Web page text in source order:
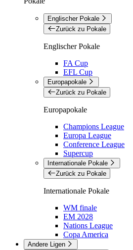
Englischer Pokale
Zurück zu Pokale
Englischer Pokale
FA Cup
EFL Cup
Europapokale
Zurück zu Pokale
Europapokale
Champions League
Europa League
Conference League
Supercup
Internationale Pokale
Zurück zu Pokale
Internationale Pokale
WM finale
EM 2028
Nations League
Copa America
Andere Ligen